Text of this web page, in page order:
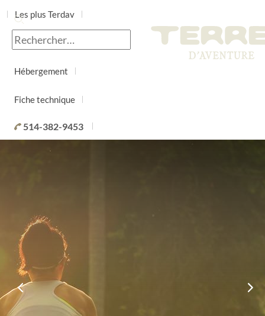
Les plus Terdav
Jour par jour
Hébergement
Fiche technique
514-382-9453